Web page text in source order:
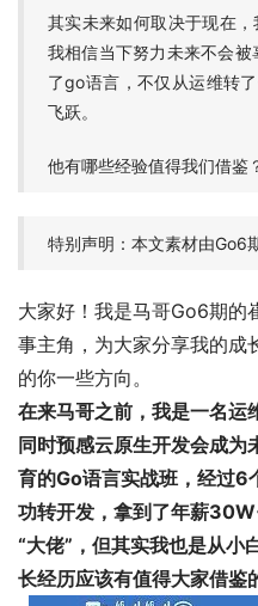
其实未来如何取决于现在
我相信当下努力未来不会
了go语言，不仅从运维转
飞跃。
他有哪些经验值得我们借鉴
特别声明：本文素材由Go6
大家好！我是马哥Go6期的
事主角，为大家分享我的成
的你一些方向。
在来马哥之前，我是一名运
同时预感云原生开发会成为
育的Go语言实战班，经过6
功转开发，拿到了年薪
“大佬”， 但其实我也是从小
长经历应该有值得大家借鉴